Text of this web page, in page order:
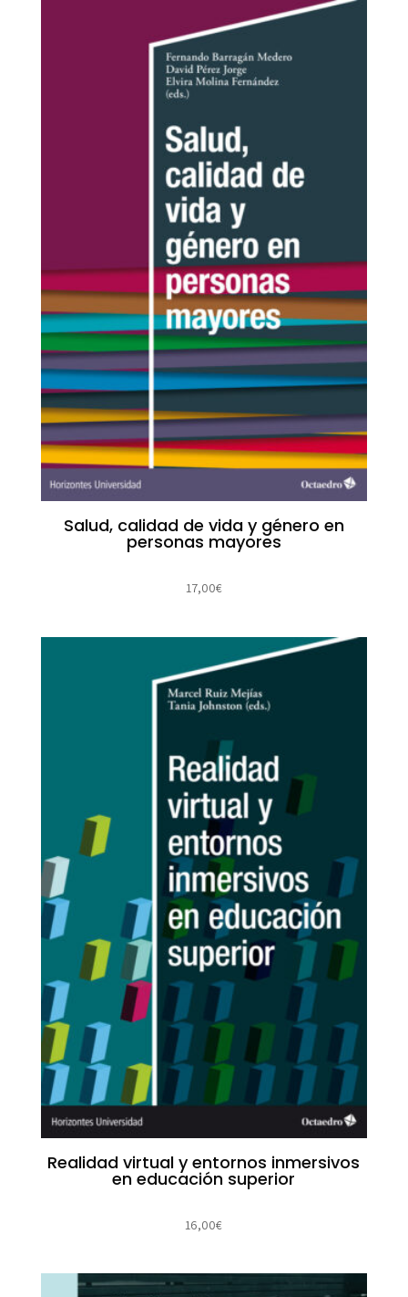
Salud, calidad de vida y género en
personas mayores
17,00€
Realidad virtual y entornos inmersivos
en educación superior
16,00€